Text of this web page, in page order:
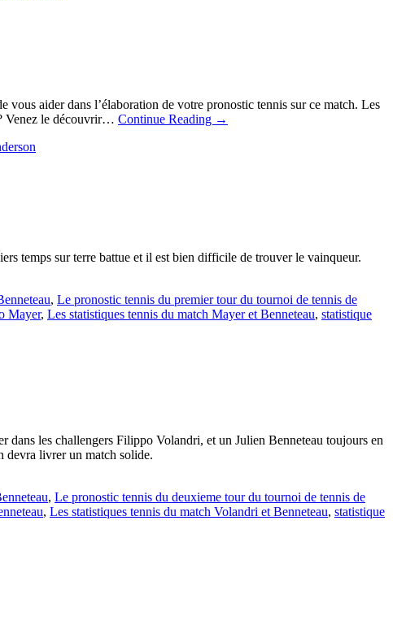
aider dans l’élaboration de votre pronostic tennis sur ce match. Les
Venez le découvrir… Continue Reading →
temps sur terre battue et il est bien difficile de trouver le vainqueur.
, Le pronostic tennis du premier tour du tournoi de tennis de
Mayer, Les statistiques tennis du match Mayer et Benneteau, statistique
dans les challengers Filippo Volandri, et un Julien Benneteau toujours en
devra livrer un match solide.
, Le pronostic tennis du deuxieme tour du tournoi de tennis de
, Les statistiques tennis du match Volandri et Benneteau, statistique